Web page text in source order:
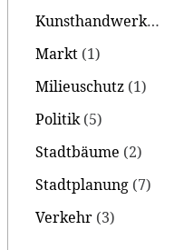
Kunsthandwerk
(2)
Markt (1)
Milieuschutz (1)
Politik(5)
Stadtbäume (2)
Stadtplanung (7)
Verkehr (3)